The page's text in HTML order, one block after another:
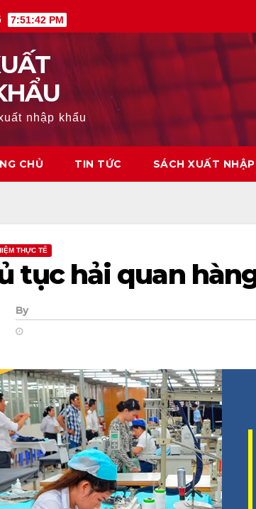
7:51:44 PM
nhập khẩu
CHỦ TIN TỨC SÁCH XUẤT
THỰC TẾ
tục hải quan
By